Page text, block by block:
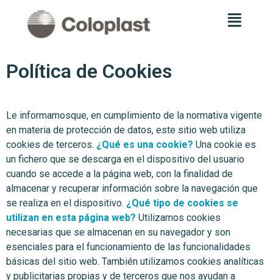
Política de Cookies
Le informamosque, en cumplimiento de la normativa vigente
en materia de protección de datos, este sitio web utiliza
cookies de terceros. ¿Qué es una cookie? Una cookie es
un fichero que se descarga en el dispositivo del usuario
cuando se accede a la página web, con la finalidad de
almacenar y recuperar información sobre la navegación que
se realiza en el dispositivo. ¿Qué tipo de cookies se
utilizan en esta página web? Utilizamos cookies
necesarias que se almacenan en su navegador y son
esenciales para el funcionamiento de las funcionalidades
básicas del sitio web. También utilizamos cookies analíticas
y publicitarias propias y de terceros que nos ayudan a